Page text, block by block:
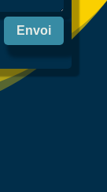
Envoi